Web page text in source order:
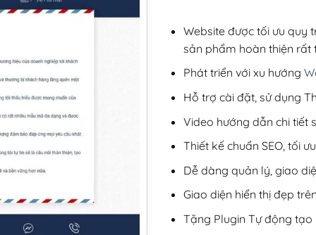
Website được tối ưu quy
sản phẩm hoàn thiện rất
Phát triển với xu hướng
Hỗ trợ cài đặt, sử dụng
Video hướng dẫn chi tiết
Thiết kế chuẩn SEO, tối
Dễ dàng quản lý, giao
Giao diện hiển thị đẹp
Tặng Plugin Tự động tạo